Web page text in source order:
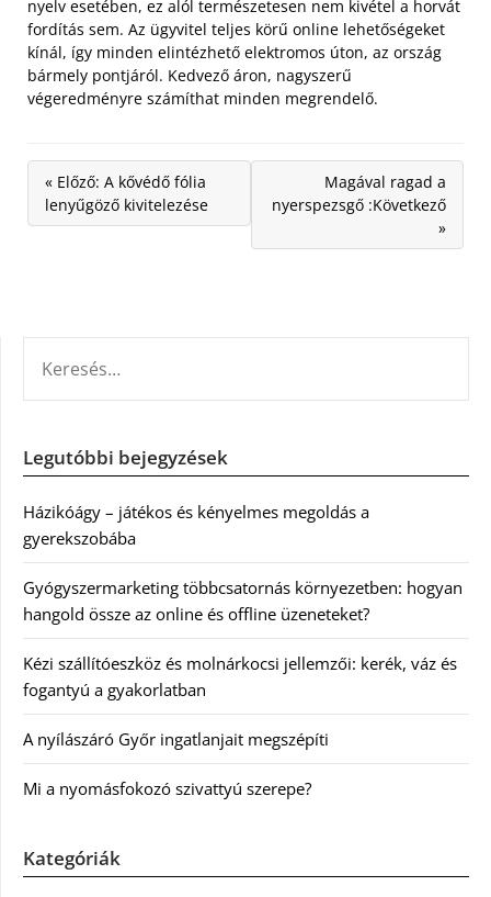
nyelv esetében, ez alól természetesen nem kivétel a horvát
fordítás sem. Az ügyvitel teljes körű online lehetőségeket
kínál, így minden elintézhető elektromos úton, az ország
bármely pontjáról. Kedvező áron, nagyszerű
végeredményre számíthat minden megrendelő.
« Előző: A kővédő fólia
lenyűgöző kivitelezése
Magával ragad a
nyerspezsgő :Következő
»
Legutóbbi bejegyzések
Házikóágy – játékos és kényelmes megoldás a
gyerekszobába
Gyógyszermarketing többcsatornás környezetben: hogyan
hangold össze az online és offline üzeneteket?
Kézi szállítóeszköz és molnárkocsi jellemzői: kerék, váz és
fogantyú a gyakorlatban
A nyílászáró Győr ingatlanjait megszépíti
Mi a nyomásfokozó szivattyú szerepe?
Kategóriák